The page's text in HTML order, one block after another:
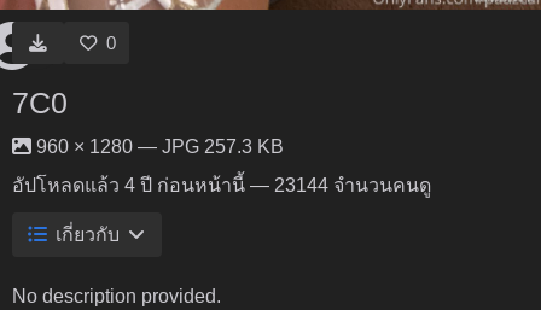
0
7C0
960 × 1280 — JPG 257.3 KB
อัปโหลดแล้ว 4 ปี ก่อนหน้านี้ — 23144 จำนวนคนดู
เกี่ยวกับ
No description provided.